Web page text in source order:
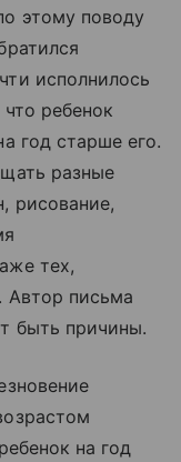
этому поводу
исполнилось
ребенок
год старше его.
разные
рисование,
тех,
Автор письма
быть причины.
на год